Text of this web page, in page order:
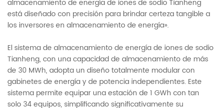
almacenamiento de energía de iones de sodio Tianheng
está diseñado con precisión para brindar certeza tangible a
los inversores en almacenamiento de energía».
El sistema de almacenamiento de energía de iones de sodio
Tianheng, con una capacidad de almacenamiento de más
de 30 MWh, adopta un diseño totalmente modular con
gabinetes de energía y de potencia independientes. Este
sistema permite equipar una estación de 1 GWh con tan
solo 34 equipos, simplificando significativamente su